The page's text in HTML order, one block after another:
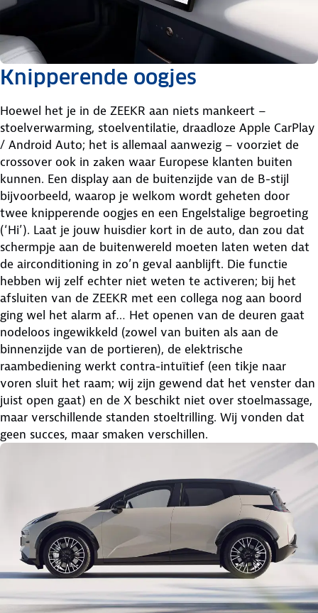
Knipperende oogjes
Hoewel het je in de ZEEKR aan niets mankeert –
stoelverwarming, stoelventilatie, draadloze Apple CarPlay
/ Android Auto; het is allemaal aanwezig – voorziet de
crossover ook in zaken waar Europese klanten buiten
kunnen. Een display aan de buitenzijde van de B-stijl
bijvoorbeeld, waarop je welkom wordt geheten door
twee knipperende oogjes en een Engelstalige begroeting
(‘Hi’). Laat je jouw huisdier kort in de auto, dan zou dat
schermpje aan de buitenwereld moeten laten weten dat
de airconditioning in zo’n geval aanblijft. Die functie
hebben wij zelf echter niet weten te activeren; bij het
afsluiten van de ZEEKR met een collega nog aan boord
ging wel het alarm af… Het openen van de deuren gaat
nodeloos ingewikkeld (zowel van buiten als aan de
binnenzijde van de portieren), de elektrische
raambediening werkt contra-intuïtief (een tikje naar
voren sluit het raam; wij zijn gewend dat het venster dan
juist open gaat) en de X beschikt niet over stoelmassage,
maar verschillende standen stoeltrilling. Wij vonden dat
geen succes, maar smaken verschillen.